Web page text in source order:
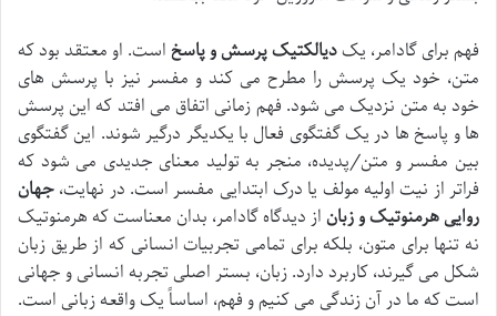
فهم برای گادامر، یکدیالکتیک پرسش و پاسخاست. او معتقد بود که
متن، خود یک پرسش را مطرح می کند و مفسر نیز با پرسش های
خود به متن نزدیک می شود. فهم زمانی اتفاق می افتد که این پرسش
ها و پاسخ ها در یک گفتگوی فعال با یکدیگر درگیر شوند. این گفتگوی
بین مفسر و متن/پدیده، منجر به تولید معنای جدیدی می شود که
فراتر از نیت اولیه مولف یا درک ابتدایی مفسر است. در نهایت،جهان
روایی هرمنوتیک و زباناز دیدگاه گادامر، بدان معناست که هرمنوتیک
نه تنها برای متون، بلکه برای تمامی تجربیات انسانی که از طریق زبان
شکل می گیرند، کاربرد دارد. زبان، بستر اصلی تجربه انسانی و جهانی
است که ما در آن زندگی می کنیم و فهم، اساساً یک واقعه زبانی است.